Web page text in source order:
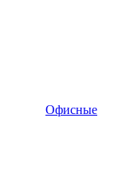
Офисные